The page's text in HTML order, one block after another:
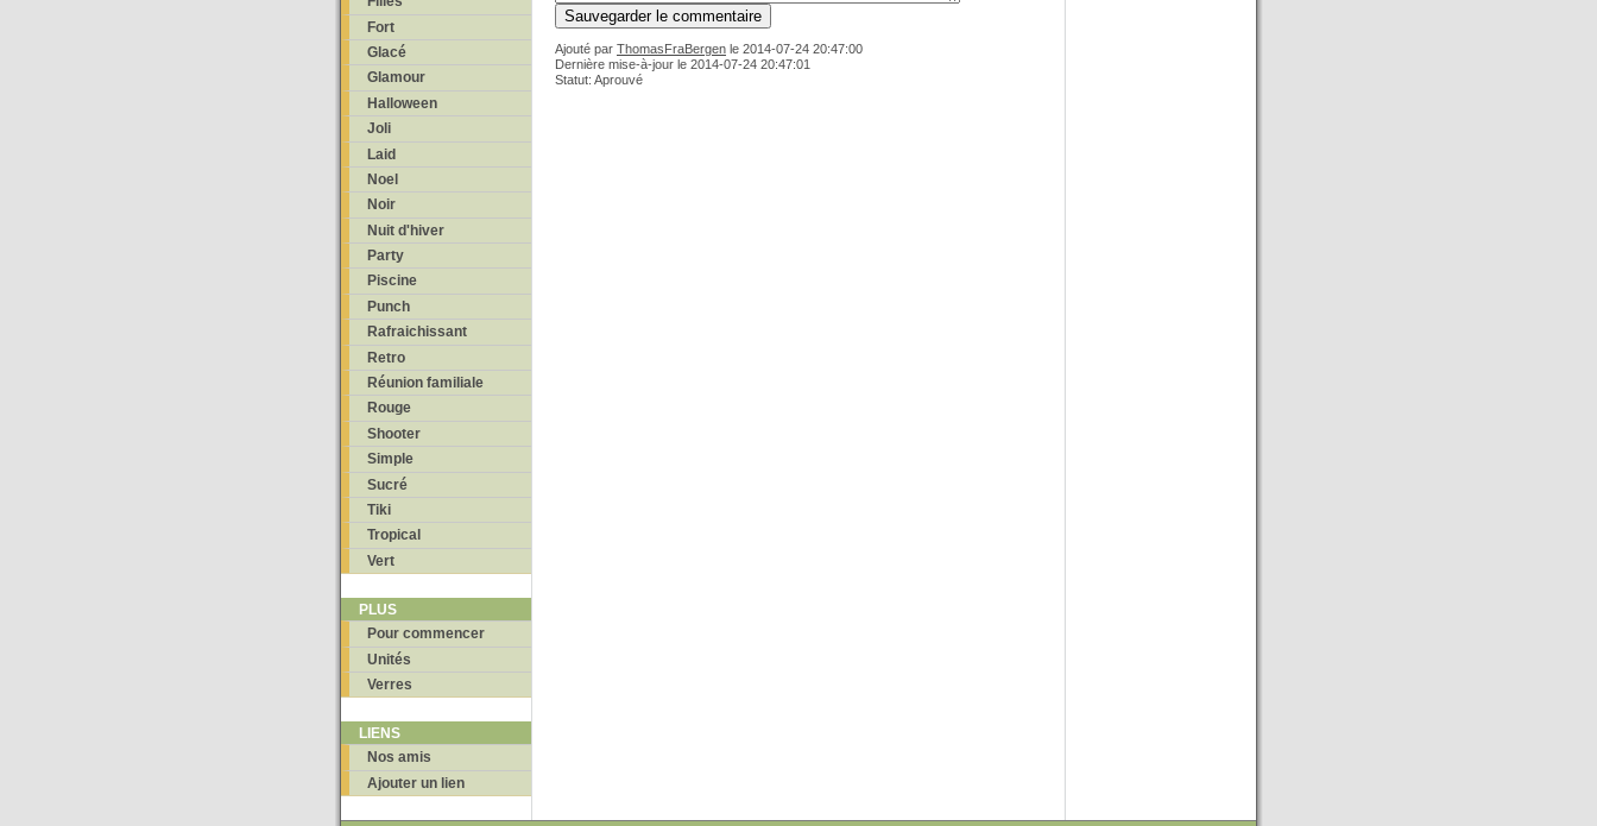
Fort
Glacé
Glamour
Halloween
Joli
Laid
Noel
Noir
Nuit d'hiver
Party
Piscine
Punch
Rafraichissant
Retro
Réunion familiale
Rouge
Shooter
Simple
Sucré
Tiki
Tropical
Vert
PLUS
Pour commencer
Unités
Verres
LIENS
Nos amis
Ajouter un lien
Ajouté par ThomasFraBergen le 2014-07-24 20:47:00
Dernière mise-à-jour le 2014-07-24 20:47:01
Statut: Aprouvé